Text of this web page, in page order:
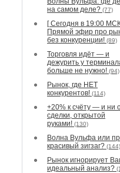
на самом деле? (77)
[ Сегодня в 19:00
Прямой эфир про
без конкуренции! (89)
Торговля идёт — и
дежурить у
больше не нужно! (94)
Рынок, где НЕТ
конкурентов! (114)
+20% к счёту — и ни
сделки, открытой
руками! (130)
Волна Вульфа или
красивый зигзаг? (144)
Рынок игнорирует
идеальный анализ?